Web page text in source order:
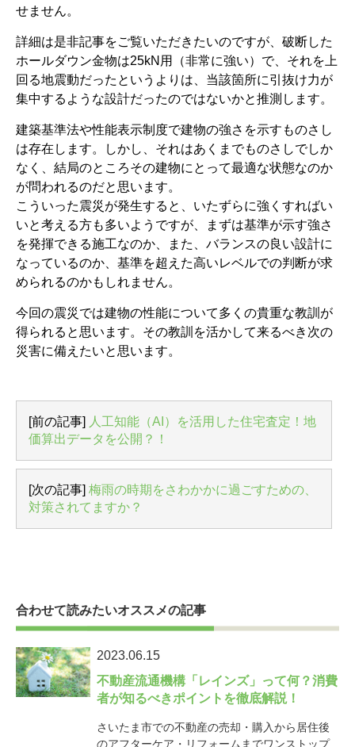
せません。
詳細は是非記事をご覧いただきたいのですが、破断した
ホールダウン金物は25kN用（非常に強い）で、それを上
回る地震動だったというよりは、当該箇所に引抜け力が
集中するような設計だったのではないかと推測します。
建築基準法や性能表示制度で建物の強さを示すものさし
は存在します。しかし、それはあくまでものさしでしか
なく、結局のところその建物にとって最適な状態なのか
が問われるのだと思います。
こういった震災が発生すると、いたずらに強くすればい
いと考える方も多いようですが、まずは基準が示す強さ
を発揮できる施工なのか、また、バランスの良い設計に
なっているのか、基準を超えた高いレベルでの判断が求
められるのかもしれません。
今回の震災では建物の性能について多くの貴重な教訓が
得られると思います。その教訓を活かして来るべき次の
災害に備えたいと思います。
[前の記事]
人工知能（AI）を活用した住宅査定！地
価算出データを公開？！
[次の記事] 梅雨の時期をさわかかに過ごすための、
対策されてますか？
合わせて読みたいオススメの記事
2023.06.15
不動産流通機構「レインズ」って何？消費
者が知るべきポイントを徹底解説！
さいたま市での不動産の売却・購入から居住後
のアフターケア・リフォームまでワンストップ